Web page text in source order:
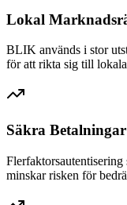
Lokal
BLIK används i stor
för att rikta sig till
Säkra Betalningar
Flerfaktorsautentisering
minskar risken för